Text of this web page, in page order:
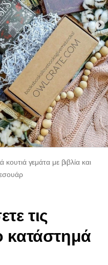
γεμάτα με βιβλία και
τις
κατάστημά